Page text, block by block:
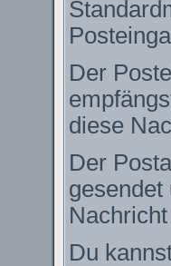
Der
diese
Der
gesendet
Du